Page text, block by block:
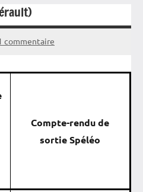
commentaire
Compte-rendu de
sortie Spéléo